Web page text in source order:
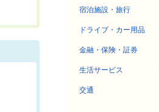
宿泊施設・旅行
ドライブ・カー用品
金融・保険・証券
生活サービス
交通